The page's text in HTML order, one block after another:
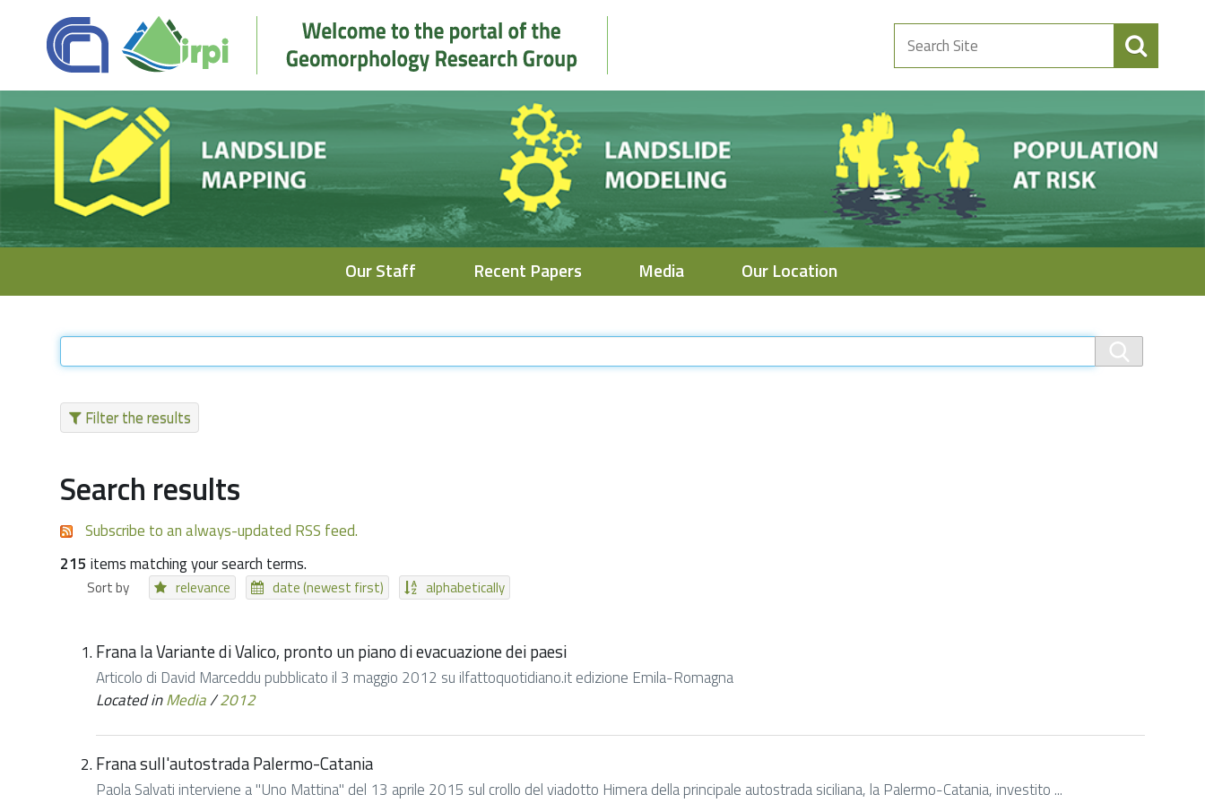
Search
Site
Our Staff Recent Papers Media Our Location
Filter the results
Search results
Subscribe to an always-updated RSS feed.
215 items matching your search terms.
Sort by relevance date (newest first) alphabetically
Frana la Variante di Valico, pronto un piano di evacuazione dei paesi
Articolo di David Marceddu pubblicato il 3 maggio 2012 su ilfattoquotidiano.it edizione Emila-Romagna
Located inMedia/2012
Frana sull'autostrada Palermo-Catania
Paola Salvati interviene a "Uno Mattina" del 13 aprile 2015 sul crollo del viadotto Himera della principale autostrada siciliana, la Palermo-Catania, investito ...